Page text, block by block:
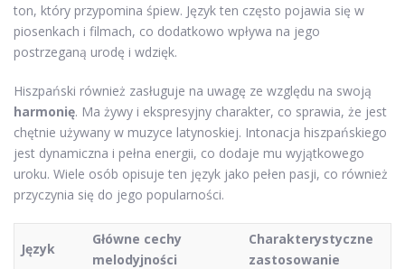
ton, który przypomina śpiew. Język ten często pojawia się w
piosenkach i filmach, co dodatkowo wpływa na jego
postrzeganą urodę i wdzięk.
Hiszpański również zasługuje na uwagę ze względu na swoją
harmonię. Ma żywy i ekspresyjny charakter, co sprawia, że jest
chętnie używany w muzyce latynoskiej. Intonacja hiszpańskiego
jest dynamiczna i pełna energii, co dodaje mu wyjątkowego
uroku. Wiele osób opisuje ten język jako pełen pasji, co również
przyczynia się do jego popularności.
Język
Główne cechy
melodyjności
Charakterystyczne
zastosowanie